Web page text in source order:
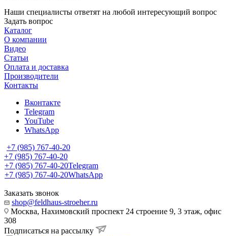
Наши специалисты ответят на любой интересующий вопрос
Задать вопрос
Каталог
О компании
Видео
Статьи
Оплата и доставка
Производители
Контакты
Вконтакте
Telegram
YouTube
WhatsApp
+7 (985) 767-40-20
+7 (985) 767-40-20
+7 (985) 767-40-20Telegram
+7 (985) 767-40-20WhatsApp
Заказать звонок
shop@feldhaus-stroeher.ru
Москва, Нахимовский проспект 24 строение 9, 3 этаж, офис
308
Подписаться на рассылку